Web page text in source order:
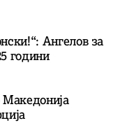
Ангелов за
години
Македонија